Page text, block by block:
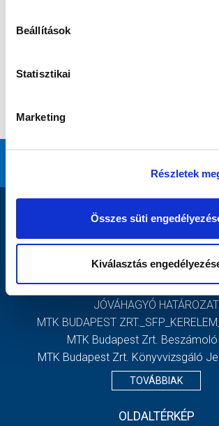
Beállítások
Statisztikai
Marketing
Részletek
Összes süti
Kiválasztás
DOKUMENTUMOK
2020 - Mérleg, Eredmény
MTK BUDAPEST ZRT._SFP_2021-
JÓVÁHAGYÓ HATÁROZAT
MTK BUDAPEST
MTK Budapest Zrt. Beszámoló
MTK Budapest Zrt. Könyvvizsgáló
TOVÁBBIAK
OLDALTÉRKÉP